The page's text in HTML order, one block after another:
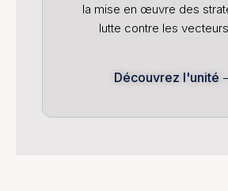
la mise en œuvre des
lutte contre les
Découvrez